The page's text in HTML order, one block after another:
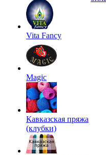
Vita Fancy
Magic
Кавказская пряжа
(клубки)